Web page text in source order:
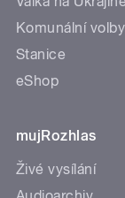
Komunální volby
Stanice
eShop
mujRozhlas
Živé vysílání